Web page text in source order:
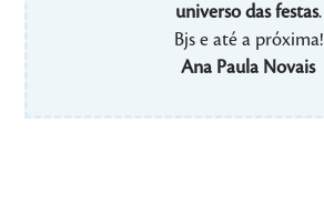
universo das festas.
Bjs e até a próxima!
Ana Paula Novais